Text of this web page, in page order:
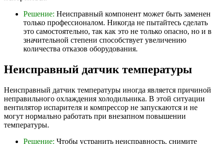
Решение: Неисправный компонент может быть заменен
только профессионалом. Никогда не пытайтесь сделать
это самостоятельно, так как это не только опасно, но и в
значительной степени способствует увеличению
количества отказов оборудования.
Неисправный датчик температуры
Неисправный датчик температуры иногда является причиной
неправильного охлаждения холодильника. В этой ситуации
вентилятор испарителя и компрессор не запускаются и не
могут нормально работать при внезапном повышении
температуры.
Решение: Чтобы устранить неисправность, снимите